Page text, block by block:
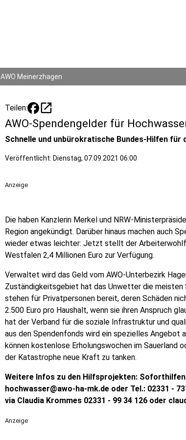
AWO Meinerzhagen
Teilen: open_in_new
AWO-Spendengelder für
Schnelle und unbürokratische Bundes-Hilfen für
Veröffentlicht: Dienstag, 07.09.2021 06:00
Anzeige
Die haben Kanzlerin Merkel und NRW-
Region angekündigt. Darüber hinaus machen auch
wieder etwas leichter: Jetzt stellt der
Westfalen 2,4 Millionen Euro zur Verfügung.
Verwaltet wird das Geld vom AWO-Unterbezirk
Zuständigkeitsgebiet hat das Unwetter die meisten
stehen für Privatpersonen bereit, deren Schäden
2.500 Euro pro Haushalt, wenn sie ihren Anspruch
hat der Verband für die soziale Infrastruktur und
aus den Spendenfonds wird ein spezielles Angebot
können kostenlose Erholungswochen im Sauerland
der Katastrophe neue Kraft zu tanken.
Weitere Infos zu den Hilfsprojekten:
hochwasser@awo-ha-mk.de oder Tel.: 02331 -
via Claudia Krommes 02331 - 99 34 126 oder
Anzeige